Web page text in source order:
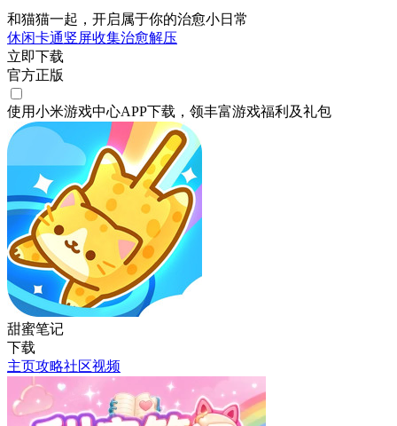
和猫猫一起，开启属于你的治愈小日常
休闲卡通竖屏收集治愈解压
立即下载
官方正版
使用小米游戏中心APP下载 ，领丰富游戏福利 及礼包
甜蜜笔记
下载
主页攻略社区视频